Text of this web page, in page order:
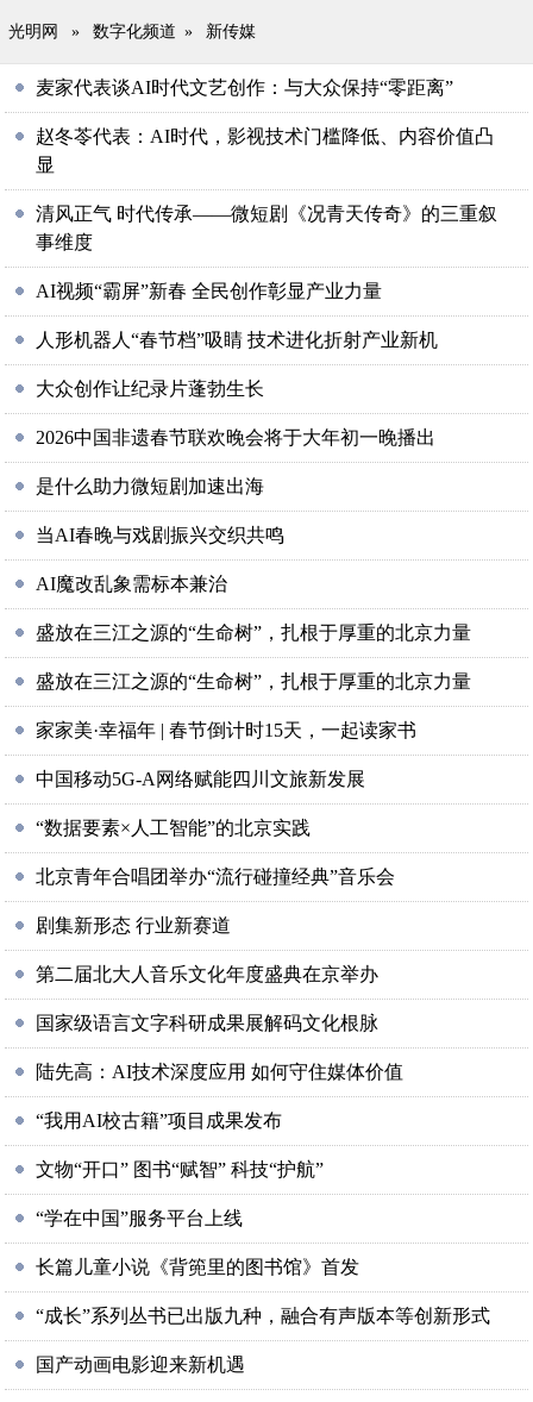
光明网 » 数字化频道 » 新传媒
麦家代表谈AI时代文艺创作：与大众保持“零距离”
赵冬苓代表：AI时代，影视技术门槛降低、内容价值凸
显
清风正气 时代传承——微短剧《况青天传奇》的三重叙
事维度
AI视频“霸屏”新春 全民创作彰显产业力量
人形机器人“春节档”吸睛 技术进化折射产业新机
大众创作让纪录片蓬勃生长
2026中国非遗春节联欢晚会将于大年初一晚播出
是什么助力微短剧加速出海
当AI春晚与戏剧振兴交织共鸣
AI魔改乱象需标本兼治
盛放在三江之源的“生命树”，扎根于厚重的北京力量
盛放在三江之源的“生命树”，扎根于厚重的北京力量
家家美·幸福年 | 春节倒计时15天，一起读家书
中国移动5G-A网络赋能四川文旅新发展
“数据要素×人工智能”的北京实践
北京青年合唱团举办“流行碰撞经典”音乐会
剧集新形态 行业新赛道
第二届北大人音乐文化年度盛典在京举办
国家级语言文字科研成果展解码文化根脉
陆先高：AI技术深度应用 如何守住媒体价值
“我用AI校古籍”项目成果发布
文物“开口” 图书“赋智” 科技“护航”
“学在中国”服务平台上线
长篇儿童小说《背篼里的图书馆》首发
“成长”系列丛书已出版九种，融合有声版本等创新形式
国产动画电影迎来新机遇